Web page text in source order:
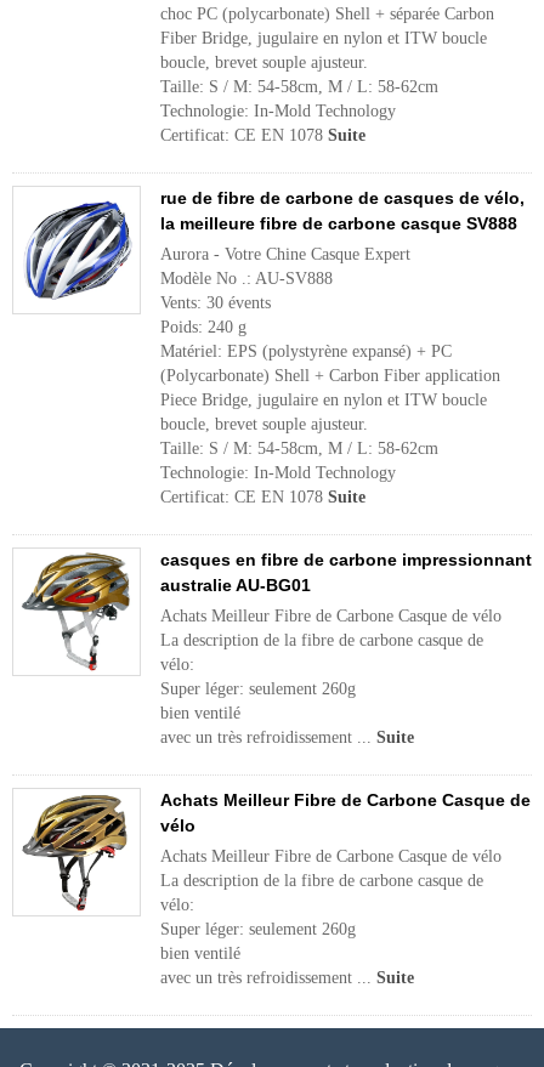
choc PC (polycarbonate) Shell + séparée Carbon
Fiber Bridge, jugulaire en nylon et ITW boucle
boucle, brevet souple ajusteur.
Taille: S / M: 54-58cm, M / L: 58-62cm
Technologie: In-Mold Technology
Certificat: CE EN 1078 Suite
rue de fibre de carbone de casques de vélo,
la meilleure fibre de carbone casque SV888
Aurora - Votre Chine Casque Expert
Modèle No .: AU-SV888
Vents: 30 évents
Poids: 240 g
Matériel: EPS (polystyrène expansé) + PC
(Polycarbonate) Shell + Carbon Fiber application
Piece Bridge, jugulaire en nylon et ITW boucle
boucle, brevet souple ajusteur.
Taille: S / M: 54-58cm, M / L: 58-62cm
Technologie: In-Mold Technology
Certificat: CE EN 1078 Suite
casques en fibre de carbone impressionnant
australie AU-BG01
Achats Meilleur Fibre de Carbone Casque de vélo
La description de la fibre de carbone casque de
vélo:
Super léger: seulement 260g
bien ventilé
avec un très refroidissement ... Suite
Achats Meilleur Fibre de Carbone Casque de
vélo
Achats Meilleur Fibre de Carbone Casque de vélo
La description de la fibre de carbone casque de
vélo:
Super léger: seulement 260g
bien ventilé
avec un très refroidissement ... Suite